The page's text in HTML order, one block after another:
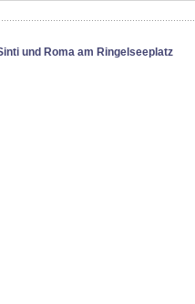
und Roma am Ringelseeplatz